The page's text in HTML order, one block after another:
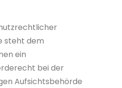
steht dem
ein
bei der
Aufsichtsbehörde